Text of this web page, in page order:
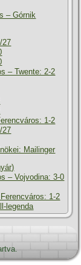
– Górnik
27
– Twente: 2-2
1-2
27
Mailinger
– Vojvodina: 3-0
1-2
legenda